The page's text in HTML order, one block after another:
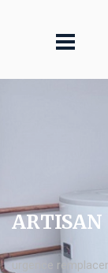
ARTISAN
urgence